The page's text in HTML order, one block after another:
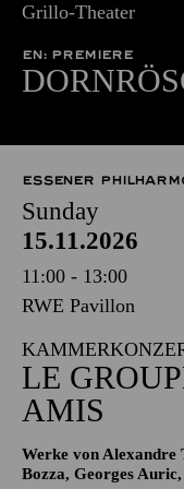
Grillo-Theater
EN: PREMIERE
ESSENER
Sunday
15.11.2026
11:00 - 13:00
RWE Pavillon
LE
AMIS
Werke von Alexandre
Bozza, Georges